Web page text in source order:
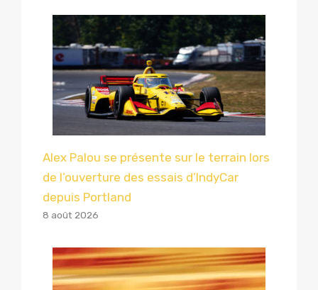
Alex Palou se présente sur le terrain lors
de l’ouverture des essais d’IndyCar
depuis Portland
8 août 2026